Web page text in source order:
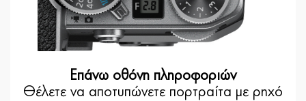
Επάνω οθόνη πληροφοριών
Θέλετε να αποτυπώνετε πορτραίτα με ρηχό